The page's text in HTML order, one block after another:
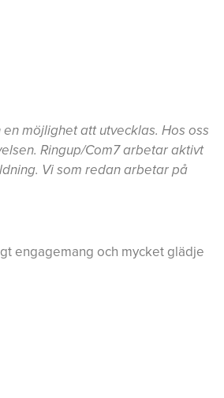
möjlighet att utvecklas. Hos oss
Ringup/Com7 arbetar aktivt
Vi som redan arbetar på
engagemang och mycket glädje